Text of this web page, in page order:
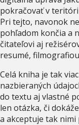
pokračovať v
Pri tejto, navonok
pohľadom končia a
čitateľovi aj
resumé,
Celá kniha je tak
nazbieraných
do textu aj vlastné
len otázka, či
a akceptuje tak